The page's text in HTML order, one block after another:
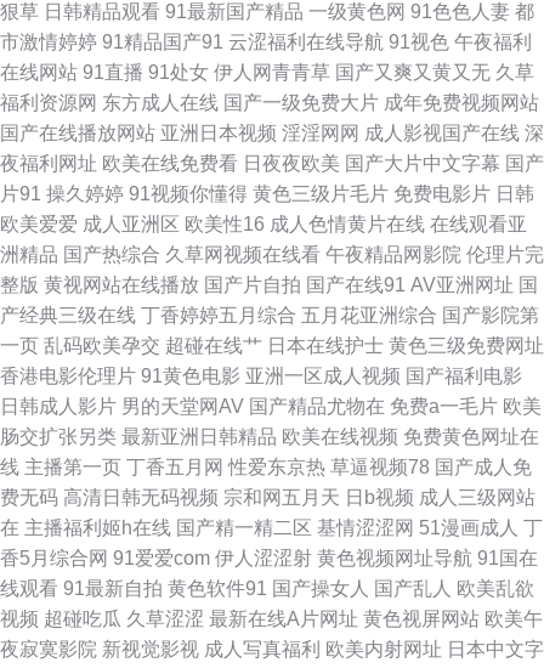
产网站 丝袜五月天激情 色五月97 91人妻国产丝袜 超碰伊人 狠狠艹狠狠爱
欧美福利影院 日韩新片www 91视屏黄 都市激情色色 精品aa在线直播 欧美
特黄AAA 偷拍网亚洲 91激情双飞 波多野吉依 狠狠退福利视频 天堂网成人在
线 大香蕉资源网 欧美黄色网 五月天色色 91豆花网站 肏屄韩影院 国产在线
9191 美女做爱网站 日韩三极片 亚洲色图28p 97操逼网 丁香五月花婷婷 狼
友秘密入口 少妇前吃后入 91福利入口 不卡伦理AV 韩国福利影音先锋 欧美
黄色网络 丝袜性爱影片 综合久久伊人 草逼福利 免费91 五月麻豆传媒 91茄
子看片 大香蕉伊人久久爱 久热这里只有 日韩A在线中文 在线观看视频污 AV
高清福利 国产福利2025 伊人淫乱影视 超碰自拍网 九九色播 日韩操逼影视
亚洲性爱论坛 av三级网 国产男女操 内射人妻14p 天堂网东京热 91福利资源
网站 国产第1页 免费上网看AV 四虎精品福利导航 91观看在线视频 超碰人人
狠草 日韩精品观看 91最新国产精品 一级黄色网 91色色人妻 都
市激情婷婷 91精品国产91 云涩福利在线导航 91视色 午夜福利
在线网站 91直播 91处女 伊人网青青草 国产又爽又黄又无 久草
福利资源网 东方成人在线 国产一级免费大片 成年免费视频网站
国产在线播放网站 亚洲日本视频 淫淫网网 成人影视国产在线 深
夜福利网址 欧美在线免费看 日夜夜欧美 国产大片中文字幕 国产
片91 操久婷婷 91视频你懂得 黄色三级片毛片 免费电影片 日韩
欧美爱爱 成人亚洲区 欧美性16 成人色情黄片在线 在线观看亚
洲精品 国产热综合 久草网视频在线看 午夜精品网影院 伦理片完
整版 黄视网站在线播放 国产片自拍 国产在线91 AV亚洲网址 国
产经典三级在线 丁香婷婷五月综合 五月花亚洲综合 国产影院第
一页 乱码欧美孕交 超碰在线艹 日本在线护士 黄色三级免费网址
香港电影伦理片 91黄色电影 亚洲一区成人视频 国产福利电影
日韩成人影片 男的天堂网AV 国产精品尤物在 免费a一毛片 欧美
肠交扩张另类 最新亚洲日韩精品 欧美在线视频 免费黄色网址在
线 主播第一页 丁香五月网 性爱东京热 草逼视频78 国产成人免
费无码 高清日韩无码视频 宗和网五月天 日b视频 成人三级网站
在 主播福利姬h在线 国产精一精二区 基情涩涩网 51漫画成人 丁
香5月综合网 91爱爱com 伊人涩涩射 黄色视频网址导航 91国在
线观看 91最新自拍 黄色软件91 国产操女人 国产乱人 欧美乱欲
视频 超碰吃瓜 久草涩涩 最新在线A片网址 黄色视屏网站 欧美午
夜寂寞影院 新视觉影视 成人写真福利 欧美内射网址 日本中文字